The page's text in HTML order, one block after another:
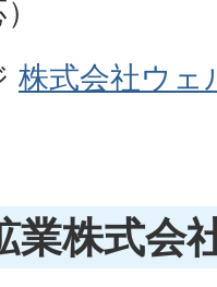
株式会社ウェ
業株式会